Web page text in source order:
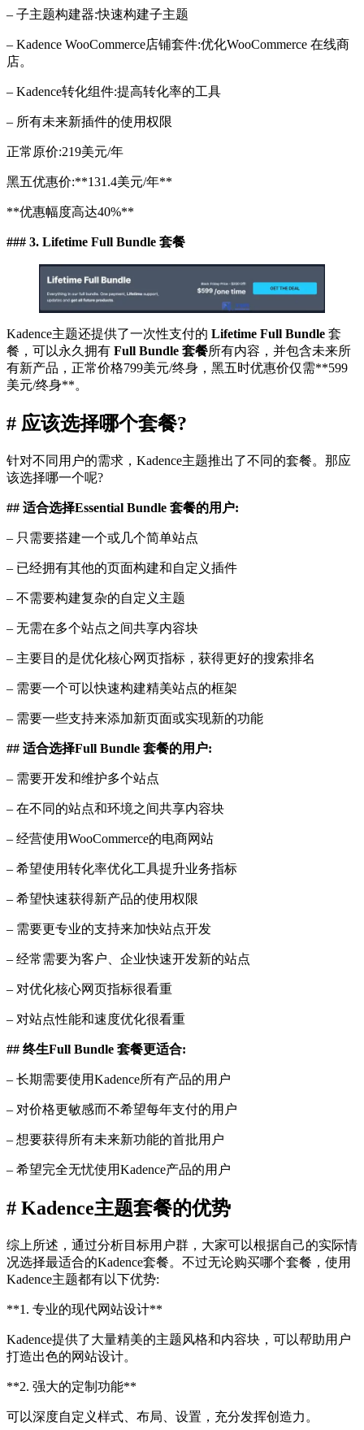
– 子主题构建器:快速构建子主题
– Kadence WooCommerce店铺套件:优化WooCommerce 在线商
店。
– Kadence转化组件:提高转化率的工具
– 所有未来新插件的使用权限
正常原价:219美元/年
黑五优惠价:**131.4美元/年**
**优惠幅度高达40%**
### 3. Lifetime Full Bundle 套餐
Kadence主题还提供了一次性支付的 Lifetime Full Bundle 套
餐，可以永久拥有 Full Bundle 套餐所有内容，并包含未来所
有新产品，正常价格799美元/终身，黑五时优惠价仅需**599
美元/终身**。
# 应该选择哪个套餐?
针对不同用户的需求，Kadence主题推出了不同的套餐。那应
该选择哪一个呢?
## 适合选择Essential Bundle 套餐的用户:
– 只需要搭建一个或几个简单站点
– 已经拥有其他的页面构建和自定义插件
– 不需要构建复杂的自定义主题
– 无需在多个站点之间共享内容块
– 主要目的是优化核心网页指标，获得更好的搜索排名
– 需要一个可以快速构建精美站点的框架
– 需要一些支持来添加新页面或实现新的功能
## 适合选择Full Bundle 套餐的用户:
– 需要开发和维护多个站点
– 在不同的站点和环境之间共享内容块
– 经营使用WooCommerce的电商网站
– 希望使用转化率优化工具提升业务指标
– 希望快速获得新产品的使用权限
– 需要更专业的支持来加快站点开发
– 经常需要为客户、企业快速开发新的站点
– 对优化核心网页指标很看重
– 对站点性能和速度优化很看重
## 终生Full Bundle 套餐更适合:
– 长期需要使用Kadence所有产品的用户
– 对价格更敏感而不希望每年支付的用户
– 想要获得所有未来新功能的首批用户
– 希望完全无忧使用Kadence产品的用户
# Kadence主题套餐的优势
综上所述，通过分析目标用户群，大家可以根据自己的实际情
况选择最适合的Kadence套餐。不过无论购买哪个套餐，使用
Kadence主题都有以下优势:
**1. 专业的现代网站设计**
Kadence提供了大量精美的主题风格和内容块，可以帮助用户
打造出色的网站设计。
**2. 强大的定制功能**
可以深度自定义样式、布局、设置，充分发挥创造力。